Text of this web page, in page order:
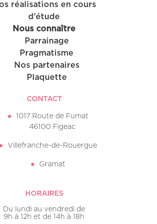
réalisations en cours
d'étude
Nous connaître
Parrainage
Pragmatisme
Nos partenaires
Plaquette
CONTACT
1017 Route de Fumat
46100 Figeac
Villefranche-de-Rouergue
Gramat
HORAIRES
Du lundi au vendredi de
9h à 12h et de 14h à 18h